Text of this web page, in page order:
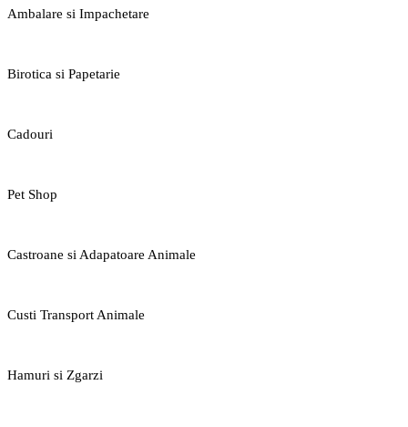
Ambalare si Impachetare
Birotica si Papetarie
Cadouri
Pet Shop
Castroane si Adapatoare Animale
Custi Transport Animale
Hamuri si Zgarzi